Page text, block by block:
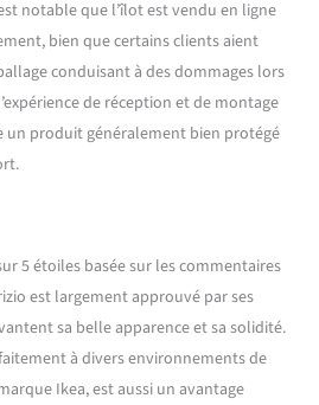
européenne
CARACTÉRISTIQUES
TECHNIQUES - Meuble
entièrement construit en
panneaux de mélamine, il
résiste aux chocs et aux
démonté avec kit de
montage et livret
d'instructions - Soin et
attention particuliers à
l'emballage, résistant et
adapté au transport -
notable que l’îlot est vendu en ligne
bien que certains clients aient
conduisant à des dommages lors
de réception et de montage
un produit généralement bien protégé
5 étoiles basée sur les commentaires
est largement approuvé par ses
sa belle apparence et sa solidité.
à divers environnements de
Ikea, est aussi un avantage